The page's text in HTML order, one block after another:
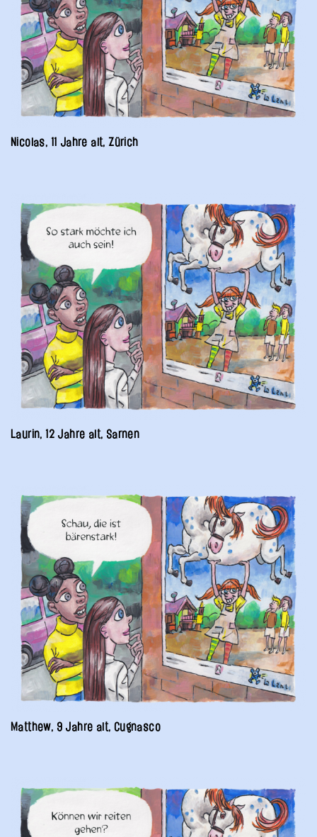
Nicolas, 11 Jahre alt, Zürich
Laurin, 12 Jahre alt, Sarnen
Matthew, 9 Jahre alt, Cugnasco